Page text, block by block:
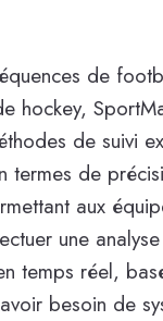
de
hockey,
de suivi
termes de
aux
une
temps réel,
besoin de